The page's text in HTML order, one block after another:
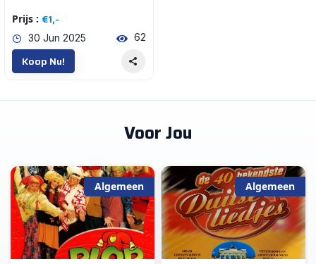
CD's | Nederlandstalig
Opnieuw Instellen
Prijs : €1,-
30 Jun 2025 62
Koop Nu!
Voor Jou
Algemeen Algemeen